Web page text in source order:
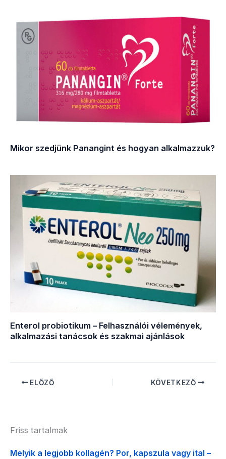
Mikor szedjünk Panangint és hogyan alkalmazzuk?
Enterol probiotikum – Felhasználói vélemények,
alkalmazási tanácsok és szakmai ajánlások
ELŐZŐ KÖVETKEZŐ
Friss tartalmak
Melyik a legjobb kollagén? Por, kapszula vagy ital –